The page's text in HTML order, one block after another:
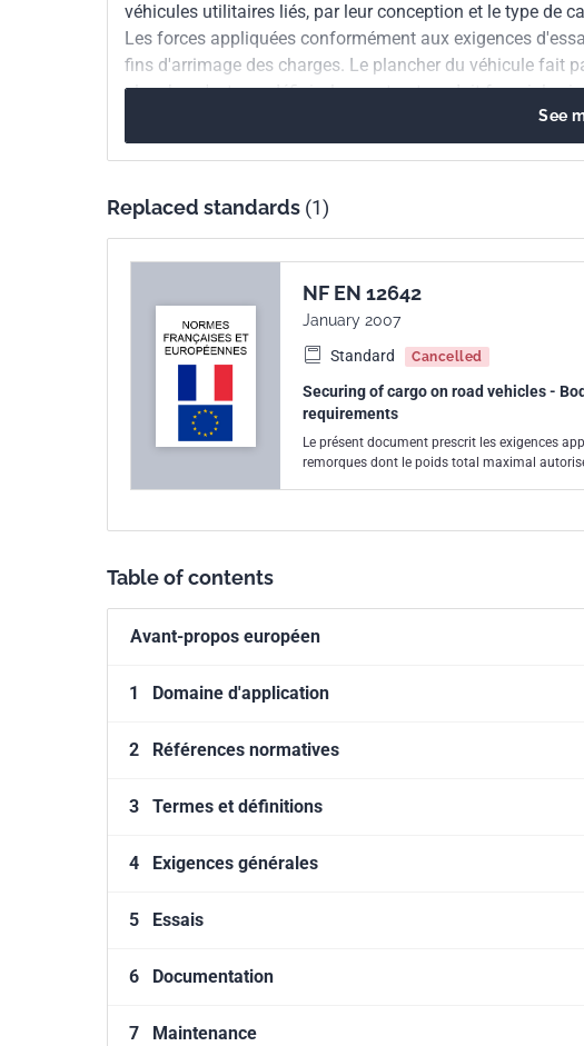
véhicules utilitaires liés, par leur conception et le type de
Les forces appliquées conformément aux exigences
fins d'arrimage des charges. Le plancher du véhicule fait
plancher n'est pas définie, le constructeur doit fournir les
relatifs à la charge à l'essieu sur le plancher soient
résultat soit marqué aux endroits indiqués à l'Article 6.
See
Replaced standards (1)
NF EN 12642
January 2007
Standard
Cancelled
Securing of cargo on road vehicles -
requirements
Le présent document prescrit les exigences
remorques dont le poids total maximal
Table of contents
Avant-propos européen
1 Domaine d'application
2 Références normatives
3 Termes et définitions
4 Exigences générales
5 Essais
6 Documentation
7 Maintenance